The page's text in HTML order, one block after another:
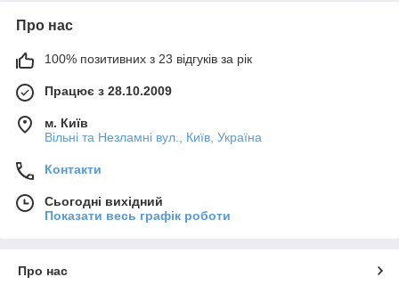
Про нас
100% позитивних з 23 відгуків за рік
Працює з 28.10.2009
м. Київ
Вільні та Незламні вул., Київ, Україна
Контакти
Сьогодні вихідний
Показати весь графік роботи
Про нас